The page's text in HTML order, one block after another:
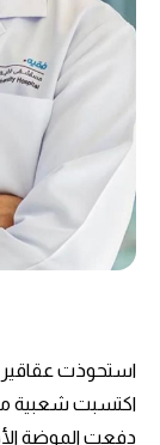
اكتسبت شعبية
دفعت الموضة